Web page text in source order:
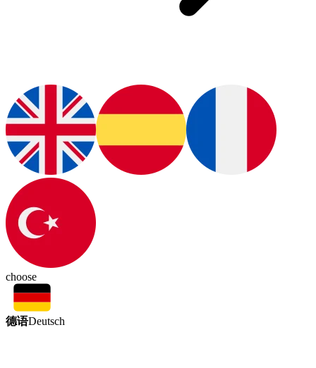
choose
德语Deutsch